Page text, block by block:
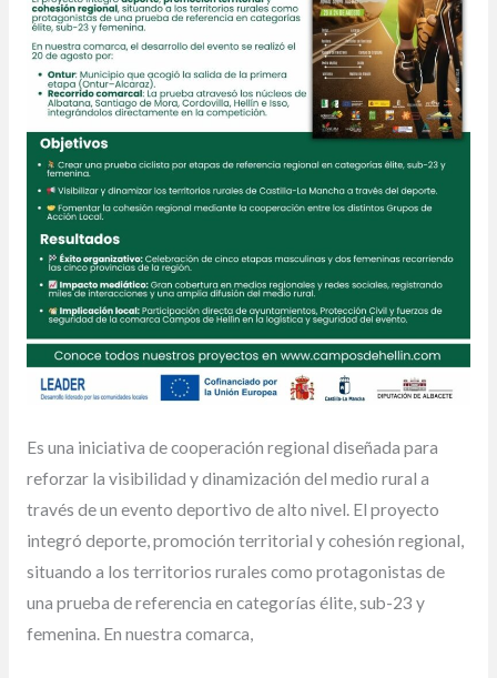
Es una iniciativa de cooperación regional diseñada para
reforzar la visibilidad y dinamización del medio rural a
través de un evento deportivo de alto nivel. El proyecto
integró deporte, promoción territorial y cohesión regional,
situando a los territorios rurales como protagonistas de
una prueba de referencia en categorías élite, sub-23 y
femenina. En nuestra comarca,
LEADER»